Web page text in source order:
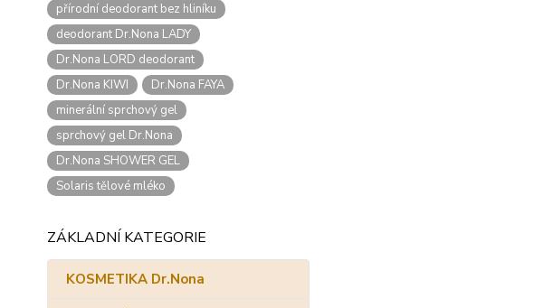
přírodní deodorant bez hliníku
deodorant Dr.Nona LADY
Dr.Nona LORD deodorant
Dr.Nona KIWI
Dr.Nona FAYA
minerální sprchový gel
sprchový gel Dr.Nona
Dr.Nona SHOWER GEL
Solaris tělové mléko
ZÁKLADNÍ KATEGORIE
KOSMETIKA Dr.Nona